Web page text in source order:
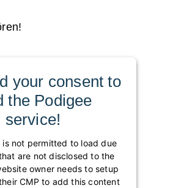
your consent to
the Podigee
service!
is not permitted to load due
are not disclosed to the
owner needs to setup
CMP to add this content